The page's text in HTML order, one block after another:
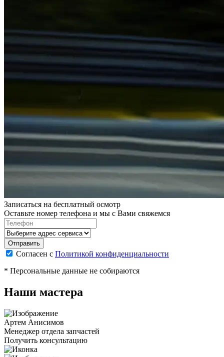
Записаться на бесплатный осмотр
Оставьте номер телефона и мы с Вами свяжемся
Согласен с Политикой конфиденциальности
* Персональные данные не собираются
Наши мастера
Артем Анисимов
Менеджер отдела запчастей
Получить консультацию